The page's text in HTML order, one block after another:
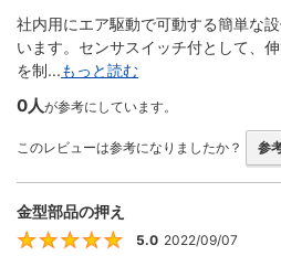
社内用にエア駆動で可動する簡単な
います。センサスイッチ付として、
を制...もっと読む
0人が参考にしています。
このレビューは参考になりましたか？ 参
金型部品の押え
5
5.0 2022/09/07